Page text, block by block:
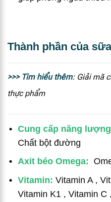
Thành phần của
>>> Tìm hiểu thêm: Giải mã
thực phẩm
Cung cấp năng lượ
Chất bột đường
Axit béo Omega:
Vitamin: Vitamin A,
Vitamin K1 , Vitamin C ,